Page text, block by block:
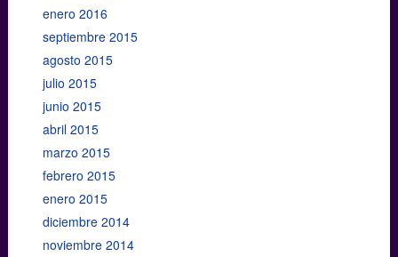
enero 2016
septiembre 2015
agosto 2015
julio 2015
junio 2015
abril 2015
marzo 2015
febrero 2015
enero 2015
diciembre 2014
noviembre 2014